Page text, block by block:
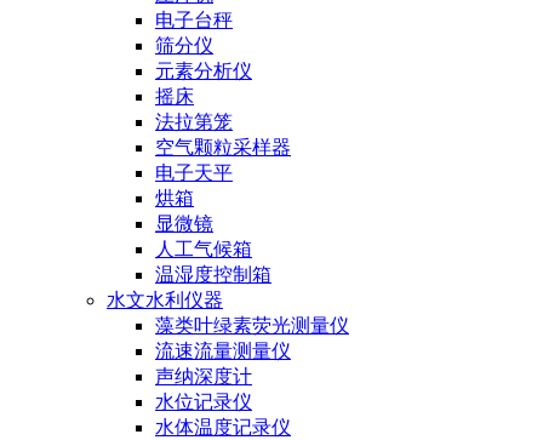
电子台秤
筛分仪
元素分析仪
摇床
法拉第笼
空气颗粒采样器
电子天平
烘箱
显微镜
人工气候箱
温湿度控制箱
水文水利仪器
藻类叶绿素荧光测量仪
流速流量测量仪
声纳深度计
水位记录仪
水体温度记录仪